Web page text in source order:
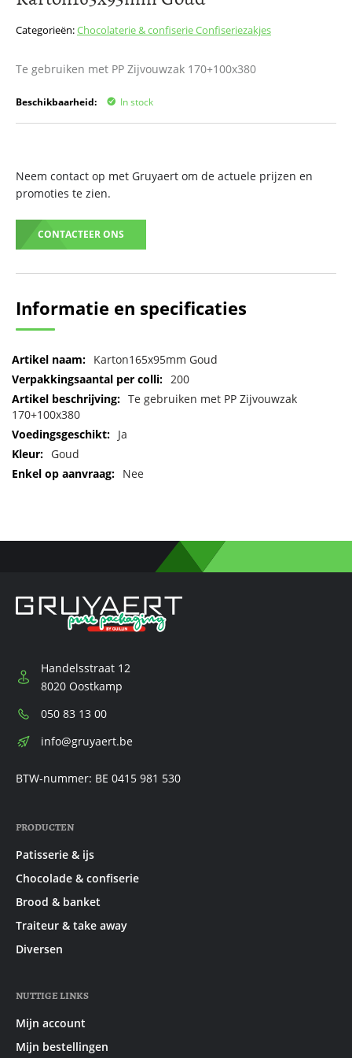
Categorieën:Chocolaterie & confiserieConfiseriezakjes
Te gebruiken met PP Zijvouwzak 170+100x380
Beschikbaarheid: In stock
Neem contact op met Gruyaert om de actuele prijzen en
promoties te zien.
CONTACTEER ONS
begin
afbeeldingen-
Informatie en specificaties
Meer
informatie
Karton165x95mm Goud
200
Te gebruiken met PP Zijvouwzak
170+100x380
Ja
Goud
Nee
Handelsstraat 12
8020 Oostkamp
Telefoon:
050 83 13 00
E-
info@gruyaert.be
BTW-nummer: BE 0415 981 530
PRODUCTEN
Patisserie & ijs
Chocolade & confiserie
Brood & banket
Traiteur & take away
Diversen
NUTTIGE LINKS
Mijn account
Mijn bestellingen